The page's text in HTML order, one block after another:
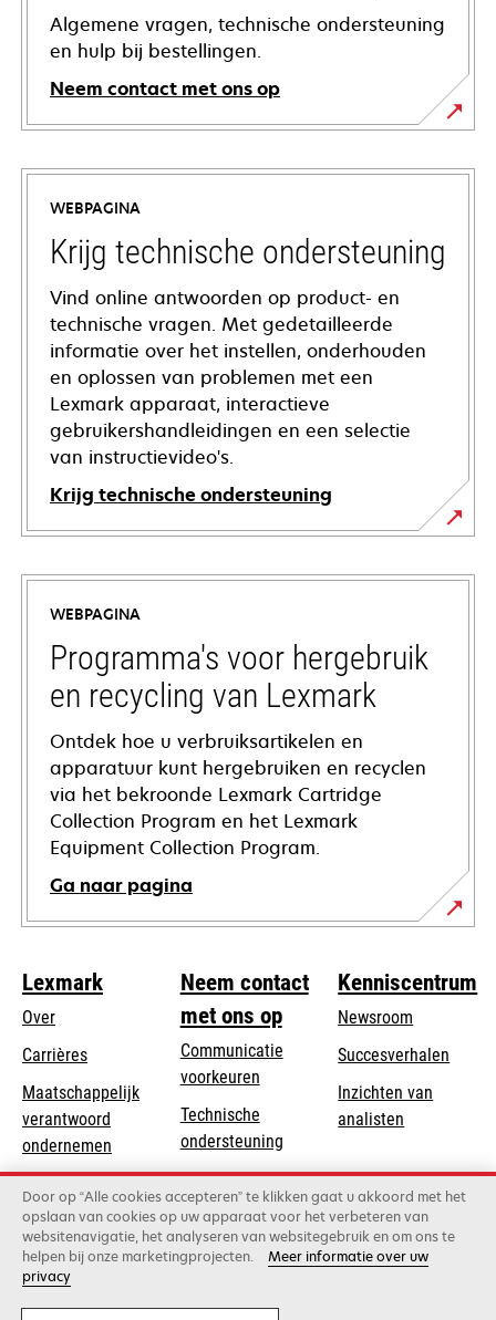
Algemene vragen, technische ondersteuning
en hulp bij bestellingen.
Neem contact met ons op
WEBPAGINA
Krijg technische ondersteuning
Vind online antwoorden op product- en
technische vragen. Met gedetailleerde
informatie over het instellen, onderhouden
en oplossen van problemen met een
Lexmark apparaat, interactieve
gebruikershandleidingen en een selectie
van instructievideo's.
Krijg technische ondersteuning
opens
in
new
tab
WEBPAGINA
Programma's voor hergebruik
en recycling van Lexmark
Ontdek hoe u verbruiksartikelen en
apparatuur kunt hergebruiken en recyclen
via het bekroonde Lexmark Cartridge
Collection Program en het Lexmark
Equipment Collection Program.
Ga naar pagina
Lexmark
Over
Carrières
Maatschappelijk
verantwoord
ondernemen
in
a
new
tab
Duurzaamheid
Lexmark Partners
Neem contact
met ons op
Communicatie
voorkeuren
Technische
ondersteuningopens
in
a
new
tab
Product registratie
Vind een dealer
Kenniscentrum
Newsroom
Succesverhalen
Inzichten van
analisten
©2026 Alle rechten voorbehouden.
Door op “Alle cookies accepteren” te klikken gaat u akkoord met het
opslaan van cookies op uw apparaat voor het verbeteren van
websitenavigatie, het analyseren van websitegebruik en om ons te
helpen bij onze marketingprojecten.
Meer informatie over uw
privacy